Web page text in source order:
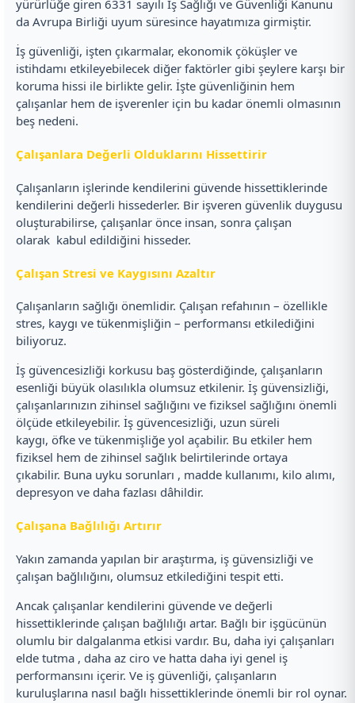
yürürlüğe giren 6331 sayılı İş Sağlığı ve Güvenliği Kanunu
da Avrupa Birliği uyum süresince hayatımıza girmiştir.
İş güvenliği, işten çıkarmalar, ekonomik çöküşler ve
istihdamı etkileyebilecek diğer faktörler gibi şeylere karşı bir
koruma hissi ile birlikte gelir. İşte güvenliğinin hem
çalışanlar hem de işverenler için bu kadar önemli olmasının
beş nedeni.
Çalışanlara Değerli Olduklarını Hissettirir
Çalışanların işlerinde kendilerini güvende hissettiklerinde
kendilerini değerli hissederler. Bir işveren güvenlik duygusu
oluşturabilirse, çalışanlar önce insan, sonra çalışan
olarak kabul edildiğini hisseder.
Çalışan Stresi ve Kaygısını Azaltır
Çalışanların sağlığı önemlidir. Çalışan refahının – özellikle
stres, kaygı ve tükenmişliğin – performansı etkilediğini
biliyoruz.
İş güvencesizliği korkusu baş gösterdiğinde, çalışanların
esenliği büyük olasılıkla olumsuz etkilenir. İş güvensizliği,
çalışanlarınızın zihinsel sağlığını ve fiziksel sağlığını önemli
ölçüde etkileyebilir. İş güvencesizliği, uzun süreli
kaygı, öfke ve tükenmişliğe yol açabilir. Bu etkiler hem
fiziksel hem de zihinsel sağlık belirtilerinde ortaya
çıkabilir. Buna uyku sorunları , madde kullanımı, kilo alımı,
depresyon ve daha fazlası dâhildir.
Çalışana Bağlılığı Artırır
Yakın zamanda yapılan bir araştırma, iş güvensizliği ve
çalışan bağlılığını, olumsuz etkilediğini tespit etti.
Ancak çalışanlar kendilerini güvende ve değerli
hissettiklerinde çalışan bağlılığı artar. Bağlı bir işgücünün
olumlu bir dalgalanma etkisi vardır. Bu, daha iyi çalışanları
elde tutma , daha az ciro ve hatta daha iyi genel iş
performansını içerir. Ve iş güvenliği, çalışanların
kuruluşlarına nasıl bağlı hissettiklerinde önemli bir rol oynar.